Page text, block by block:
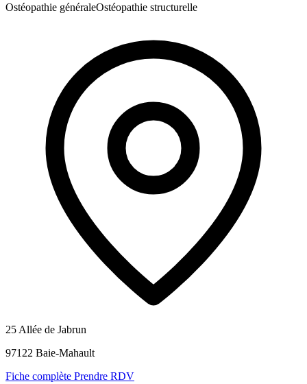
Ostéopathie généraleOstéopathie structurelle
25 Allée de Jabrun
97122 Baie-Mahault
Fiche complète Prendre RDV